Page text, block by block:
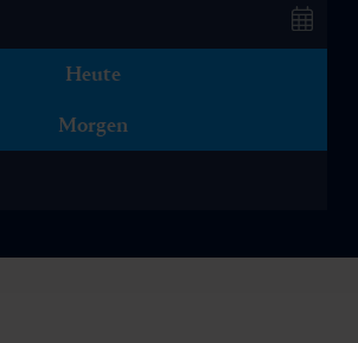
Heute
Morgen